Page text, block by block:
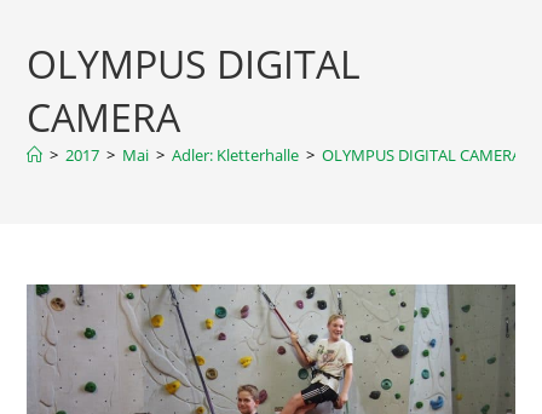
OLYMPUS DIGITAL
CAMERA
> 2017 > Mai > Adler: Kletterhalle > OLYMPUS DIGITAL CAMERA